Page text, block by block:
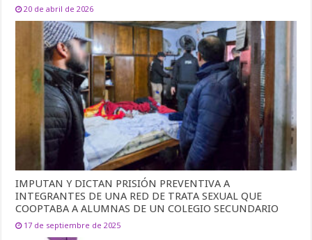
20 de abril de 2026
IMPUTAN Y DICTAN PRISIÓN PREVENTIVA A
INTEGRANTES DE UNA RED DE TRATA SEXUAL QUE
COOPTABA A ALUMNAS DE UN COLEGIO SECUNDARIO
17 de septiembre de 2025